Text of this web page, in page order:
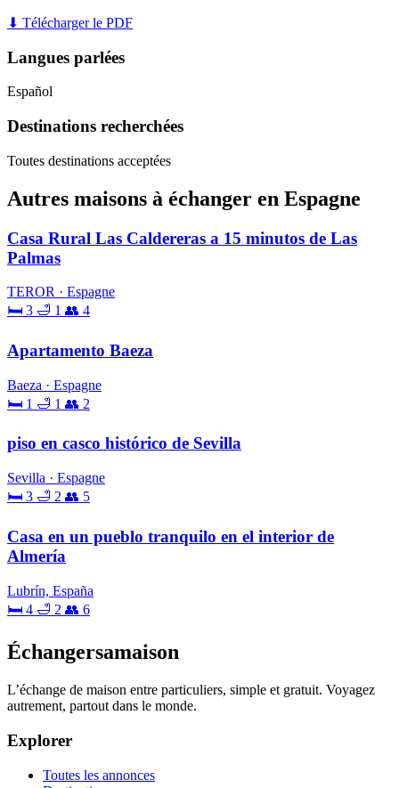
⬇ Télécharger le PDF
Langues parlées
Español
Destinations recherchées
Toutes destinations acceptées
Autres maisons à échanger en Espagne
Casa Rural Las Caldereras a 15 minutos de Las
Palmas
TEROR · Espagne
🛏 3 🛁 1 👥 4
Apartamento Baeza
Baeza · Espagne
🛏 1 🛁 1 👥 2
piso en casco histórico de Sevilla
Sevilla · Espagne
🛏 3 🛁 2 👥 5
Casa en un pueblo tranquilo en el interior de
Almería
Lubrín, España
🛏 4 🛁 2 👥 6
Échangersamaison
L’échange de maison entre particuliers, simple et gratuit. Voyagez
autrement, partout dans le monde.
Explorer
Toutes les annonces